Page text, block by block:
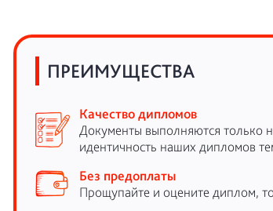
ПРЕИМУЩЕСТВА
Качество дипломов
Документы выполняются только
идентичность наших дипломов
Без предоплаты
Прощупайте и оцените диплом,